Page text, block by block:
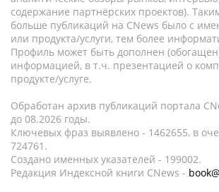
содержание партнёрских проектов).
больше публикаций на CNews было с
или продукта/услуги, тем более
Профиль может быть дополнен
информацией, в т.ч. презентацией о
продукте/услуге.
Обработан архив публикаций портала
до 08.2026 годы.
Ключевых фраз выявлено - 1462655, в
724761.
Создано именных указателей - 199002.
Редакция Индексной книги CNews -